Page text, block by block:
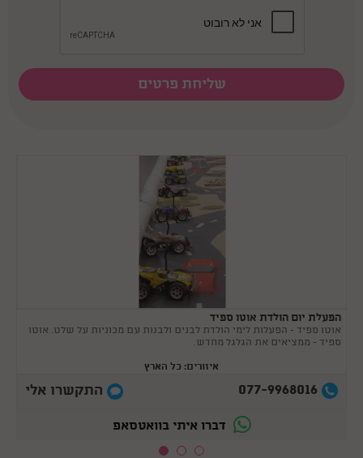
הפעלת יום הולדת אוטו ספיד
אוטו ספיד - הפעלות לימי הולדת לבנים ולבנות עם מכוניות על שלט. אוטו
ספיד - ממציאים את הגלגל מחדש.
איזורים: כל הארץ
077-9968016 התקשרו אלי
דברו איתי בוואטסאפ